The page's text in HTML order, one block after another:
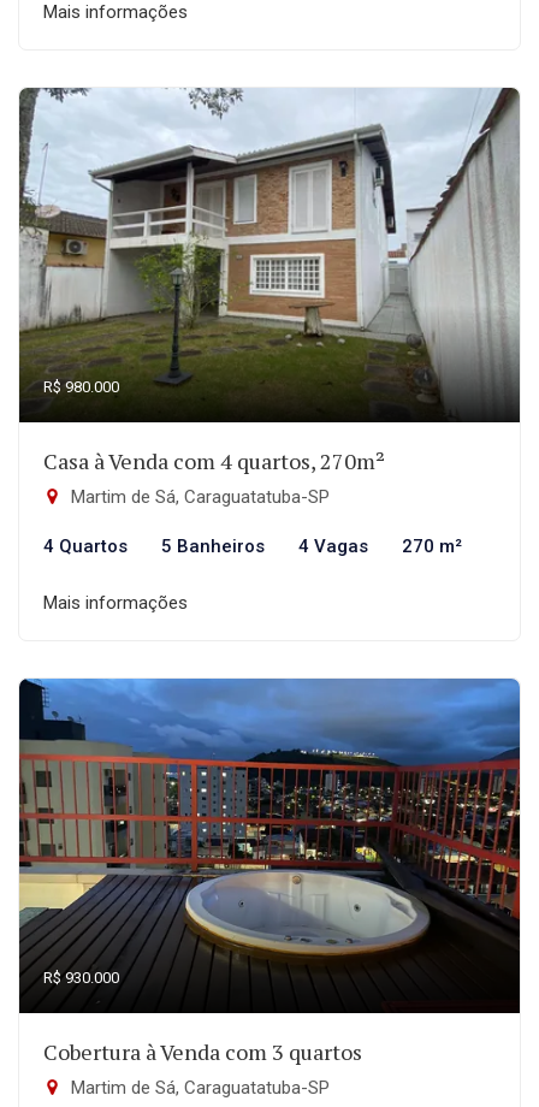
Mais informações
R$ 980.000
Casa à Venda com 4 quartos, 270m²
Martim de Sá, Caraguatatuba-SP
4 Quartos 5 Banheiros 4 Vagas 270 m²
Mais informações
R$ 930.000
Cobertura à Venda com 3 quartos
Martim de Sá, Caraguatatuba-SP